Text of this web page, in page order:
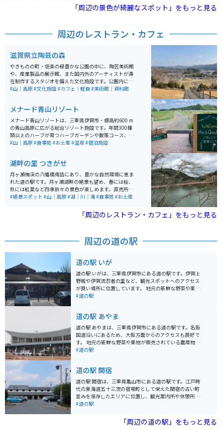
く朝早く到着するようにした方がいいです。 駐車場も50
0〜1000円程の価格幅がありますので、安い駐車場に停
「周辺の景色が綺麗なスポット」をもっと見る
周辺のレストラン・カフェ
滋賀県立陶芸の森
やきものの町・信楽の緑豊かな公園の中に、陶芸美術館
や、産業製品の展示館、また国内外のアーティストが滞
在制作するスタジオを備えた文化施設です。公園内には
無料の駐車場、園内には陶器専門の美術館もあります
桜、秋は紅葉、陶器祭りの時は大勢の観光客で賑わいま
す。四季折々の風景が楽しめ、新名神、西名阪自動車道
と交通の便もよくツーリングにとっておきの場所となる
でしょう。
#山｜高原#文化施設#カフェ｜軽食#美術館｜資料館
メナード青山リゾート
メナード青山リゾートは、三重県伊賀市・標高約600 m
の青山高原に広がる総合リゾート施設です。年間300種
類以上のハーブが育つハーブガーデンや散策コース、天
然温泉「霧生温泉」を引く2つの湯処（ヒノキ風呂・岩
食＋温泉＋ハーブガーデン入園といった選択肢もありま
す。 バイクで訪れる方には、国道422号線を利用してア
クセスするのが比較的安心なルート。山道に入るため天
候や路面状況に注意し、駐輪スペースの状況を事前に連
絡しておくと安心です。特に夕暮れ～夜間の高原の涼し
#山｜高原#食事処 #お土産#温泉#宿泊施設
湖畔の里 つきがせ
月ヶ瀬梅渓の八幡橋南詰にあり、豊かな自然環境に恵ま
れた道の駅です。月ヶ瀬湖畔の絶景も望め、春には桜、
秋には紅葉など四季折々の景色が楽しめます。直売所で
は地域の特産物の野菜やお土産も購入でき、軽食をとる
#絶景スポット #山｜高原#湖｜川｜滝#食事処 #お土産
「周辺のレストラン・カフェ」をもっと見る
周辺の道の駅
道の駅 いが
道の駅 いがは、三重県伊賀市にある道の駅です。伊賀上
野城や伊賀流忍者の里など、観光スポットへのアクセス
が良い場所に位置しています。 地元の新鮮な野菜や果物
が販売されている農産物直売所や、伊賀牛や伊賀米な
ので安心です。また、周辺には、伊賀コリドールロード
など、ツーリングに最適なワインディングロードが数多
くあります。 伊賀地方は、松尾芭蕉の出身地としても知
られており、道の駅 いが に隣接する芭蕉翁記念館では、
芭蕉に関する資料が展示されています。
#道の駅
道の駅 あやま
道の駅 あやまは、三重県伊賀市にある道の駅です。名阪
国道沿いにあるため、大阪方面からのアクセスも良好で
す。 地元の新鮮な野菜や果物が販売されている農産物直
売所が人気です。とくに、伊賀米や伊賀牛は、お土産に
バイクで訪れる場合、道の駅 あやまは、ツーリングの中
継地点としても最適です。広い駐車場が完備されている
ので、安心してバイクを停めることができます。周辺に
は、名阪国道や伊賀コリドールロードなど、走りごたえ
のある道路が多くあります。 道の駅 あやまからほど近い
#道の駅
道の駅 関宿
道の駅 関宿は、三重県亀山市にある道の駅です。江戸時
代の東海道五十三次の宿場町として栄えた関宿の古い町
並みを保存したエリアに位置し、観光案内所や休憩所、
特産品販売所などが併設されています。 関宿は、今もな
沿いに商家や旅籠が軒を連ね、白壁や格子造りの歴史的
な建造物が立ち並びます。特に、江戸時代の雰囲気を色
#道の駅
「周辺の道の駅」をもっと見る